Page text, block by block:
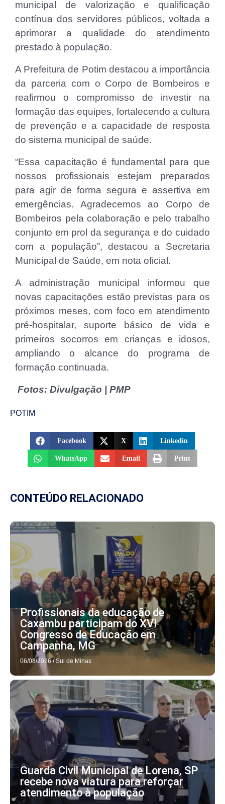
municipal de valorização e qualificação
contínua dos servidores públicos, voltada a
aprimorar a qualidade do atendimento
prestado à população.
A Prefeitura de Potim destacou a importância
da parceria com o Corpo de Bombeiros e
reafirmou o compromisso de investir na
formação das equipes, fortalecendo a cultura
de prevenção e a capacidade de resposta
do sistema municipal de saúde.
“Essa capacitação é fundamental para que
nossos profissionais estejam preparados
para agir de forma segura e assertiva em
emergências. Agradecemos ao Corpo de
Bombeiros pela colaboração e pelo trabalho
conjunto em prol da segurança e do cuidado
com a população”, destacou a Secretaria
Municipal de Saúde, em nota oficial.
A administração municipal informou que
novas capacitações estão previstas para os
próximos meses, com foco em atendimento
pré-hospitalar, suporte básico de vida e
primeiros socorros em crianças e idosos,
ampliando o alcance do programa de
formação continuada.
Fotos: Divulgação | PMP
POTIM
Facebook X Linkedin
WhatsApp Email Print
CONTEÚDO RELACIONADO
Profissionais da educação de
Caxambu participam do XVI
Congresso de Educação em
Campanha, MG
06/08/2026 / Sul de Minas
Guarda Civil Municipal de Lorena, SP
recebe nova viatura para reforçar
atendimento à população